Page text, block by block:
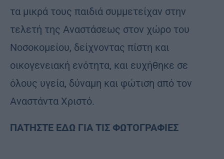
τα μικρά τους παιδιά συμμετείχαν στην
τελετή της Αναστάσεως στον χώρο του
Νοσοκομείου, δείχνοντας πίστη και
οικογενειακή ενότητα, και ευχήθηκε σε
όλους υγεία, δύναμη και φώτιση από τον
Αναστάντα Χριστό.
ΠΑΤΗΣΤΕ ΕΔΩ ΓΙΑ ΤΙΣ ΦΩΤΟΓΡΑΦΙΕΣ